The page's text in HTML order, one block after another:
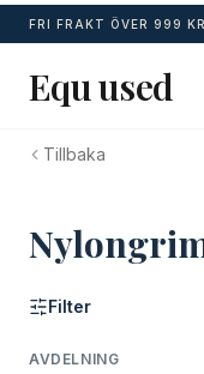
FRI FRAKT ÖVER 999 KR
Equ used
Tillbaka
Filter
AVDELNING